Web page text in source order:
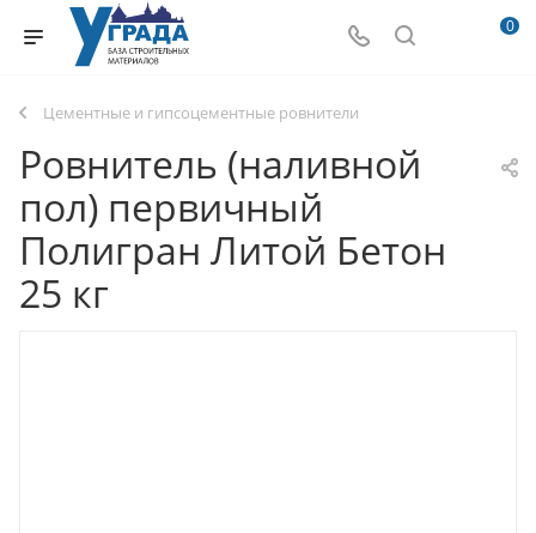
0
Цементные и гипсоцементные ровнители
Ровнитель (наливной
пол) первичный
Полигран Литой Бетон
25 кг